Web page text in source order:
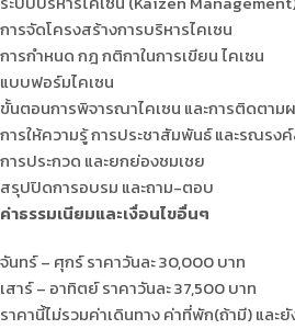
การจัดโครงสร้างการบริหารไคเซน
การกำหนด กฎ กติกาในการเขียน ไคเซน
แบบฟอร์มไคเซน
ขั้นตอนการพิจารณาไคเซน และการติดตาม
การให้ความรู้ การประชาสัมพันธ์ และรณรง
การประกวด และยกย่องชมเชย
สรุปปิดการอบรม และถาม-ตอบ
ค่าธรรมเนียมและเงื่อนไขอื่นๆ
จันทร์ – ศุกร์ ราคาวันละ 30,000 บาท
เสาร์ – อาทิตย์ ราคาวันละ 37,500 บาท
ราคานี้ไม่รวมค่าเดินทาง ค่าที่พัก(ถ้ามี) และ